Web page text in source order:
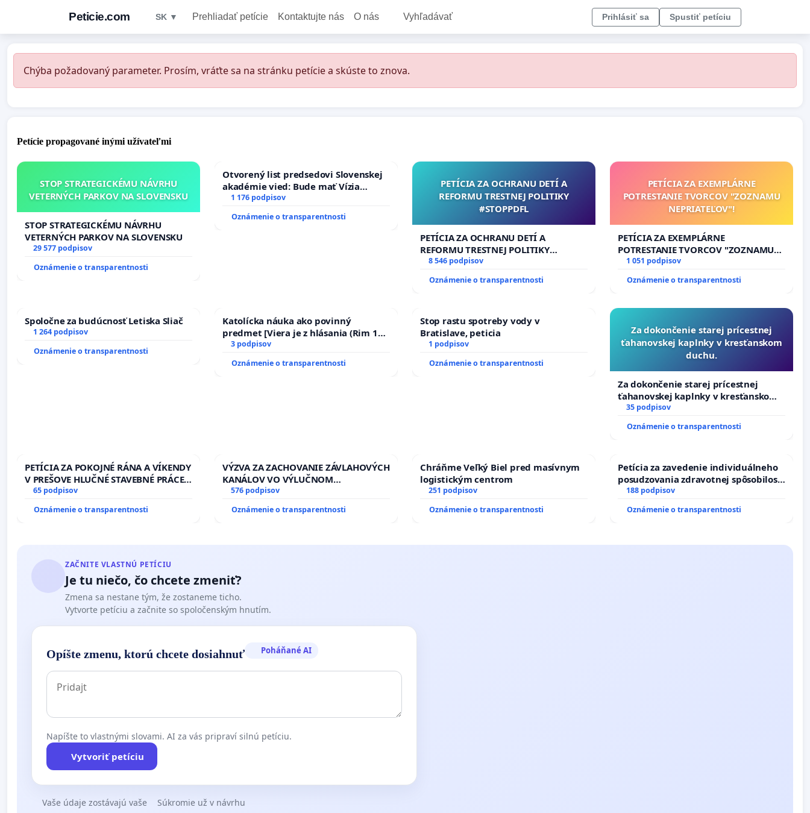
Peticie.com SK ▼ Prehliadať petície Kontaktujte nás O nás Vyhľadávať Prihlásiť sa Spustiť petíciu
Chýba požadovaný parameter. Prosím, vráťte sa na stránku petície a skúste to znova.
Petície propagované inými užívateľmi
STOP STRATEGICKÉMU NÁVRHU
VETERNÝCH PARKOV NA SLOVENSKU
STOP STRATEGICKÉMU NÁVRHU
VETERNÝCH PARKOV NA SLOVENSKU
29 577 podpisov
Oznámenie o transparentnosti
Otvorený list predsedovi Slovenskej
akadémie vied: Bude mať Vízia
Slovenska 2040 mravnú chrbticu?
1 176 podpisov
Oznámenie o transparentnosti
PETÍCIA ZA OCHRANU DETÍ A
REFORMU TRESTNEJ POLITIKY
#STOPPDFL
PETÍCIA ZA OCHRANU DETÍ A
REFORMU TRESTNEJ POLITIKY
#STOPPDFL
8 546 podpisov
Oznámenie o transparentnosti
PETÍCIA ZA EXEMPLÁRNE
POTRESTANIE TVORCOV "ZOZNAMU
NEPRIATEĽOV"!
PETÍCIA ZA EXEMPLÁRNE
POTRESTANIE TVORCOV "ZOZNAMU
NEPRIATEĽOV"!
1 051 podpisov
Oznámenie o transparentnosti
Spoločne za budúcnosť Letiska Sliač
1 264 podpisov
Oznámenie o transparentnosti
Katolícka náuka ako povinný
predmet [Viera je z hlásania (Rim 10,
17)]
3 podpisov
Oznámenie o transparentnosti
Stop rastu spotreby vody v
Bratislave, peticia
1 podpisov
Oznámenie o transparentnosti
Za dokončenie starej prícestnej
ťahanovskej kaplnky v kresťanskom
duchu.
Za dokončenie starej prícestnej
ťahanovskej kaplnky v kresťanskom
duchu.
35 podpisov
Oznámenie o transparentnosti
PETÍCIA ZA POKOJNÉ RÁNA A VÍKENDY
V PREŠOVE HLUČNÉ STAVEBNÉ PRÁCE
V SOBOTU LEN OD 9.00 DO 13.00
HOD., CEZ PRACOVNÝ TÝŽDEŇ CIEĽ
8.00 – 18.00 HOD. A PRAVIDELNÁ
65 podpisov
Oznámenie o transparentnosti
VÝZVA ZA ZACHOVANIE ZÁVLAHOVÝCH
KANÁLOV VO VÝLUČNOM
VLASTNÍCTVE A POD KONTROLOU
SLOVENSKEJ REPUBLIKY & žiadosť na
riešenie zanedbaného stavu
576 podpisov
Oznámenie o transparentnosti
Chráňme Veľký Biel pred masívnym
logistickým centrom
251 podpisov
Oznámenie o transparentnosti
Petícia za zavedenie individuálneho
posudzovania zdravotnej spôsobilosti
osôb s diabetom 1. a 2. typu pri
prijímaní do Policajného zboru SR
188 podpisov
Oznámenie o transparentnosti
ZAČNITE VLASTNÚ PETÍCIU
Je tu niečo, čo chcete zmeniť?
Zmena sa nestane tým, že zostaneme ticho.
Vytvorte petíciu a začnite so spoločenským hnutím.
Opíšte zmenu, ktorú chcete dosiahnuť Poháňané AI
Napíšte to vlastnými slovami. AI za vás pripraví silnú petíciu.
Vytvoriť petíciu
Vaše údaje zostávajú vaše Súkromie už v návrhu